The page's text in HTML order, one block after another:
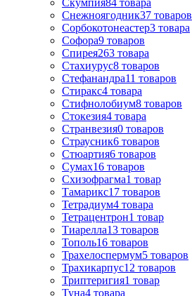
Снежноягодник37 товаров
Сорбокотонеастер3 товара
Софора9 товаров
Спирея263 товара
Стахиурус8 товаров
Стефанандра11 товаров
Стиракс4 товара
Стифнолобиум8 товаров
Стокезия4 товара
Странвезия0 товаров
Страусник6 товаров
Стюартия6 товаров
Сумах16 товаров
Схизофрагма1 товар
Тамарикс17 товаров
Тетрадиум4 товара
Тетрацентрон1 товар
Тиарелла13 товаров
Тополь16 товаров
Трахелоспермум5 товаров
Трахикарпус12 товаров
Триптеригия1 товар
Туна4 товара